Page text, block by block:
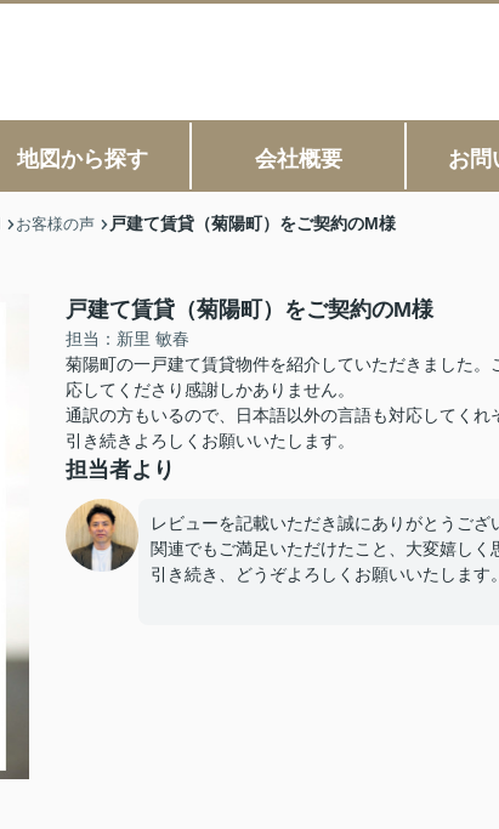
地図から探す 会社概要 お問
お客様の声 戸建て賃貸（菊陽町）をご契約のM様
戸建て賃貸（菊陽町）をご契約のM様
担当：新里 敏春
菊陽町の一戸建て賃貸物件を紹介していただきました
応してくださり感謝しかありません。
通訳の方もいるので、日本語以外の言語も対応してくれ
引き続きよろしくお願いいたします。
担当者より
レビューを記載いただき誠にありがとうご
関連でもご満足いただけたこと、大変嬉しく
引き続き、どうぞよろしくお願いいたします。